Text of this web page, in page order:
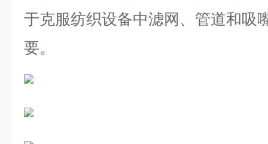
于克服纺织设备中滤网、管道和吸
要。